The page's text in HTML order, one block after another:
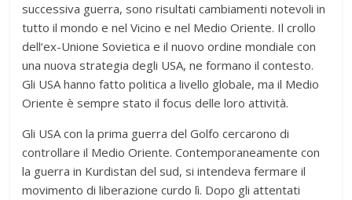
successiva guerra, sono risultati cambiamenti notevoli in
tutto il mondo e nel Vicino e nel Medio Oriente. Il crollo
dell‘ex-Unione Sovietica e il nuovo ordine mondiale con
una nuova strategia degli USA, ne formano il contesto.
Gli USA hanno fatto politica a livello globale, ma il Medio
Oriente è sempre stato il focus delle loro attività.
Gli USA con la prima guerra del Golfo cercarono di
controllare il Medio Oriente. Contemporaneamente con
la guerra in Kurdistan del sud, si intendeva fermare il
movimento di liberazione curdo lì. Dopo gli attentati